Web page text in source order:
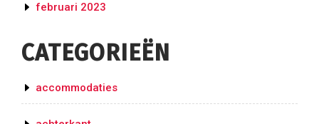
februari 2023
CATEGORIEËN
accommodaties